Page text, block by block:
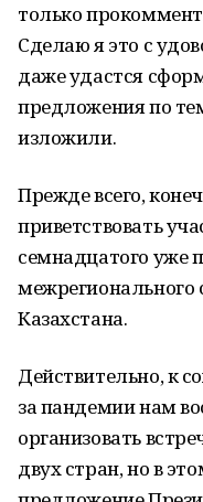
только
Сделаю я это с
даже удастся
предложения по
изложили.
Прежде всего,
приветствовать
семнадцатого уже
межрегионального
Казахстана.
Действительно, к
за пандемии нам
организовать
двух стран, но в